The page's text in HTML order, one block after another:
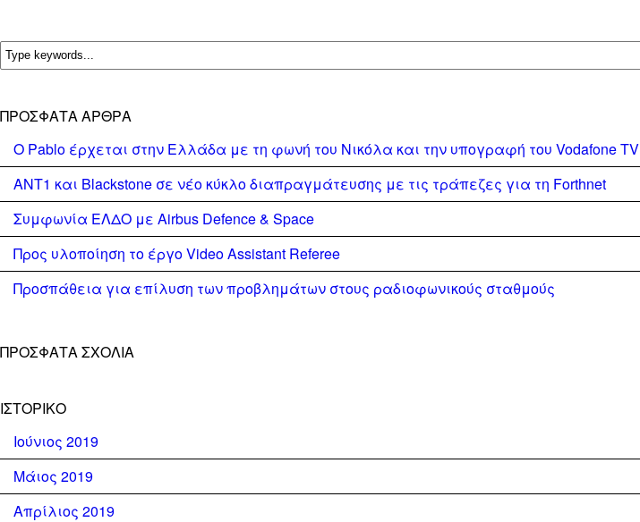
ΠΡΌΣΦΑΤΑ ΆΡΘΡΑ
Ο Pablo έρχεται στην Ελλάδα με τη φωνή του Νικόλα και την υπογραφή του Vodafone TV
ΑΝΤ1 και Blackstone σε νέο κύκλο διαπραγμάτευσης με τις τράπεζες για τη Forthnet
Συμφωνία ΕΛΔΟ με Airbus Defence & Space
Προς υλοποίηση το έργο Video Assistant Referee
Προσπάθεια για επίλυση των προβλημάτων στους ραδιοφωνικούς σταθμούς
ΠΡΌΣΦΑΤΑ ΣΧΌΛΙΑ
ΙΣΤΟΡΙΚΌ
Ιούνιος 2019
Μάιος 2019
Απρίλιος 2019